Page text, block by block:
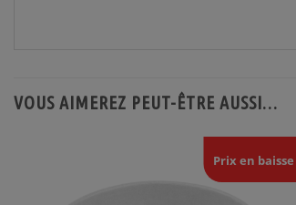
VOUS AIMEREZ PEUT-ÊTRE AUSSI…
Prix en baisse